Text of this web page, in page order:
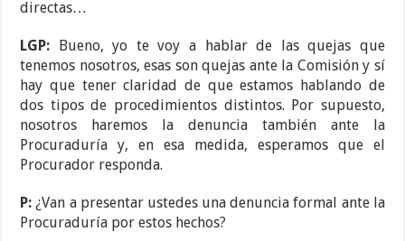
directas…
LGP: Bueno, yo te voy a hablar de las quejas que
tenemos nosotros, esas son quejas ante la Comisión y sí
hay que tener claridad de que estamos hablando de
dos tipos de procedimientos distintos. Por supuesto,
nosotros haremos la denuncia también ante la
Procuraduría y, en esa medida, esperamos que el
Procurador responda.
P:¿Van a presentar ustedes una denuncia formal ante la
Procuraduría por estos hechos?